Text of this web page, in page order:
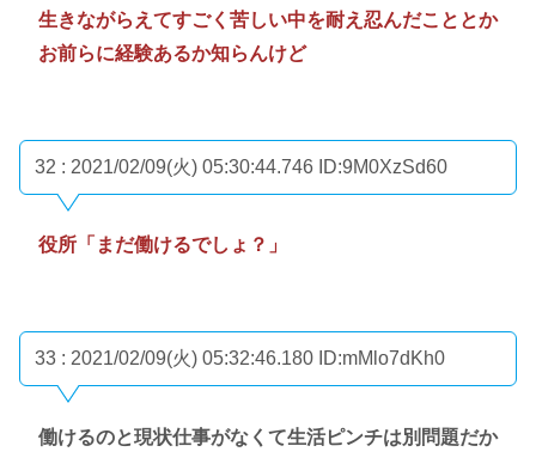
生きながらえてすごく苦しい中を耐え忍んだこととか
お前らに経験あるか知らんけど
32 : 2021/02/09(火) 05:30:44.746 ID:9M0XzSd60
役所「まだ働けるでしょ？」
33 : 2021/02/09(火) 05:32:46.180 ID:mMlo7dKh0
働けるのと現状仕事がなくて生活ピンチは別問題だか